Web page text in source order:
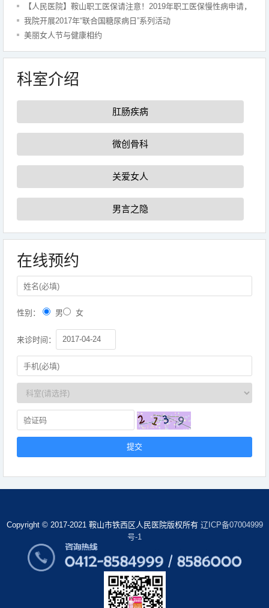
【人民医院】鞍山职工医保请注意！2019年职工医保慢性病申请，
你准备好了吗？
我院开展2017年“联合国糖尿病日”系列活动
美丽女人节与健康相约
科室介绍
肛肠疾病
微创骨科
关爱女人
男言之隐
在线预约
性别： 男 女
来诊时间：
Copyright © 2017-2021 鞍山市铁西区人民医院版权所有 辽ICP备07004999
号-1